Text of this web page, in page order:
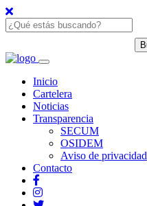
Inicio
Cartelera
Noticias
Transparencia
SECUM
OSIDEM
Aviso de privacidad
Contacto